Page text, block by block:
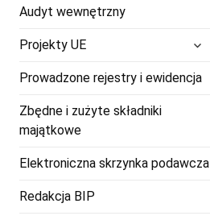
Audyt wewnętrzny
Projekty UE
potomne
Prowadzone rejestry i ewidencja
Zbędne i zużyte składniki
majątkowe
Elektroniczna skrzynka podawcza
Redakcja BIP